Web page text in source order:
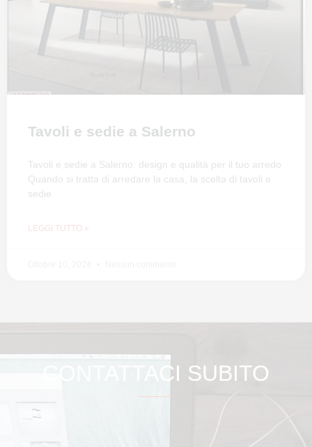
Tavoli e sedie a Salerno
Tavoli e sedie a Salerno: design e qualità per il tuo arredo
Quando si tratta di arredare la casa, la scelta di tavoli e
sedie
LEGGI TUTTO »
CONTATTACI SUBITO